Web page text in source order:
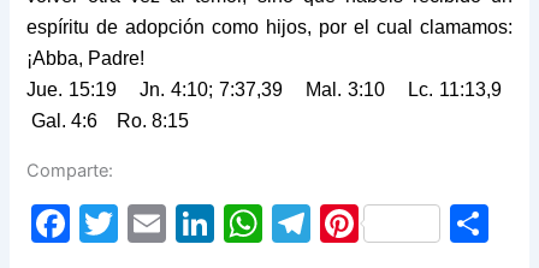
espíritu de adopción como hijos, por el cual clamamos:
¡Abba, Padre!
Jue. 15:19 Jn. 4:10; 7:37,39 Mal. 3:10 Lc. 11:13,9
Gal. 4:6 Ro. 8:15
Comparte:
F
T
E
Li W T Pi